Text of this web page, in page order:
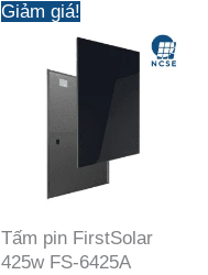
Giảm giá!
Tấm pin FirstSolar
425w FS-6425A